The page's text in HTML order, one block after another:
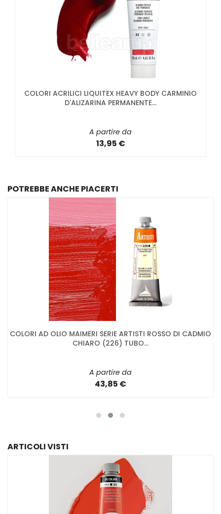
COLORI ACRILICI LIQUITEX HEAVY BODY CARMINIO
D'ALIZARINA PERMANENTE...
A partire da
13,95 €
POTREBBE ANCHE PIACERTI
COLORI AD OLIO MAIMERI SERIE ARTISTI ROSSO DI CADMIO
CHIARO (226) TUBO...
A partire da
43,85 €
ARTICOLI VISTI